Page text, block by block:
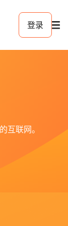
登录
互联网。